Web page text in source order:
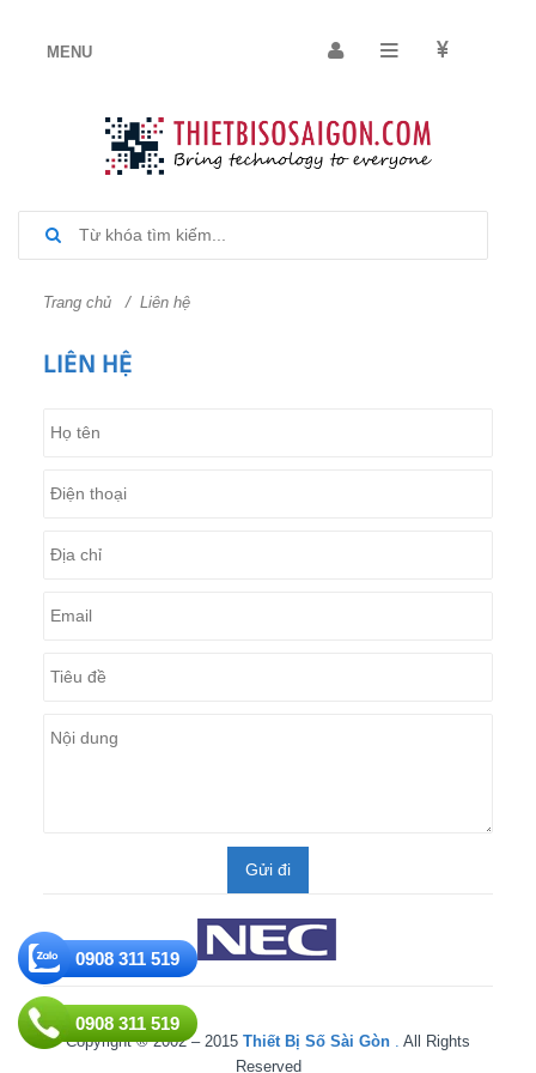
Trang chủ / Liên hệ
LIÊN HỆ
Copyright ® 2002 – 2015 Thiết Bị Số Sài Gòn . All Rights
Reserved
0908 311 519
0908 311 519